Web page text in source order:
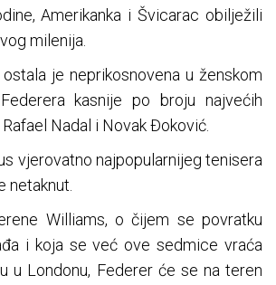
Amerikanka i Švicarac obilježili
milenija.
je neprikosnovena u ženskom
kasnije po broju najvećih
Nadal i Novak Đoković.
vjerovatno najpopularnijeg tenisera
netaknut.
Williams, o čijem se povratku
i koja se već ove sedmice vraća
u Londonu, Federer će se na teren